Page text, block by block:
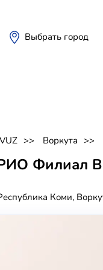
Выбрать город
Воркута
Филиал
Коми,